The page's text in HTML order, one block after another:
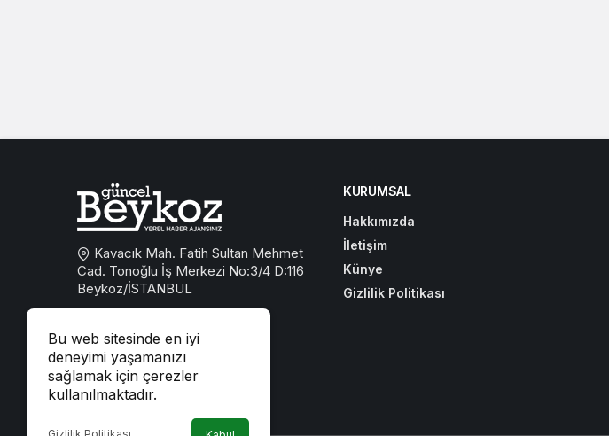
Bu web sitesinde en iyi
deneyimi yaşamanızı
sağlamak için çerezler
kullanılmaktadır.
Kavacık Mah. Fatih Sultan Mehmet
Cad. Tonoğlu İş Merkezi No:3/4 D:116
Beykoz/İSTANBUL
beykozguncel@gmail.com
iletisim@beykozguncel.com
KURUMSAL
Hakkımızda
İletişim
Künye
Gizlilik Politikası